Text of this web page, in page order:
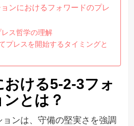
ンにおけるフォワードのプレ
ス哲学の理解
プレスを開始するタイミングと
ける5-2-3フォ
とは？
ンは、守備の堅実さを強調